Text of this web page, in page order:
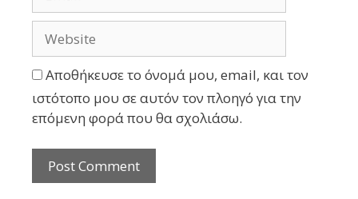
Αποθήκευσε το όνομά μου, email, και τον
ιστότοπο μου σε αυτόν τον πλοηγό για την
επόμενη φορά που θα σχολιάσω.